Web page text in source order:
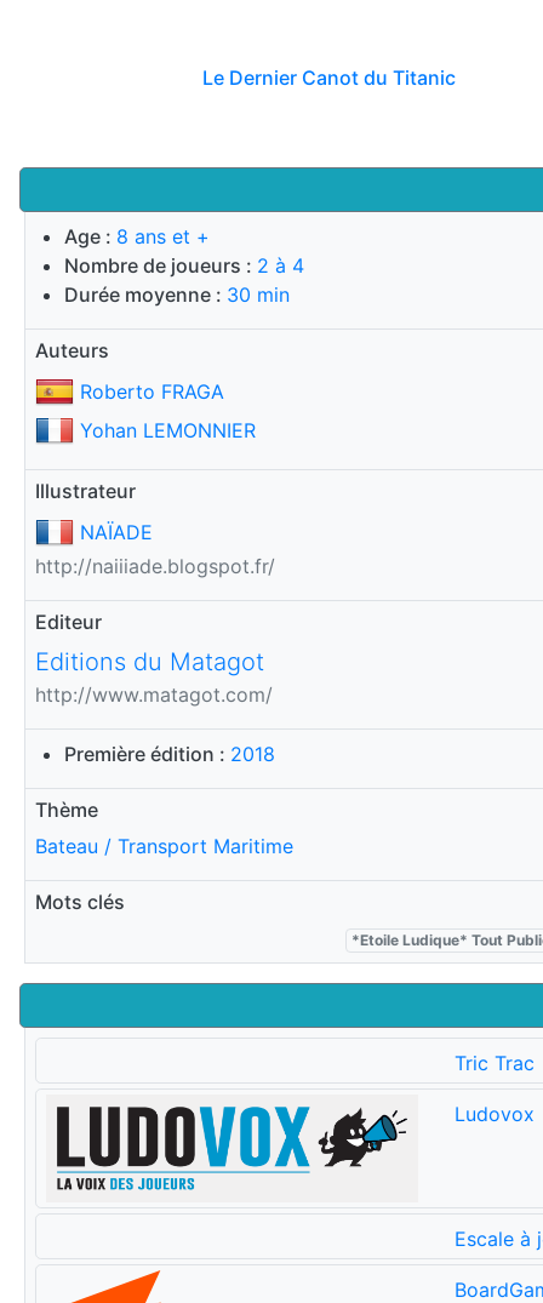
Age : 8 ans et +
Nombre de joueurs : 2 à 4
Durée moyenne : 30 min
Auteurs
Roberto FRAGA
Yohan LEMONNIER
Illustrateur
NAÏADE
http://naiiiade.blogspot.fr/
Editeur
Editions du Matagot
http://www.matagot.com/
Première édition : 2018
Thème
Bateau / Transport Maritime
Mots clés
*Etoile Ludique* Tout
Tric Trac
Ludovox
Escale à
Le Dernier Canot du Titanic